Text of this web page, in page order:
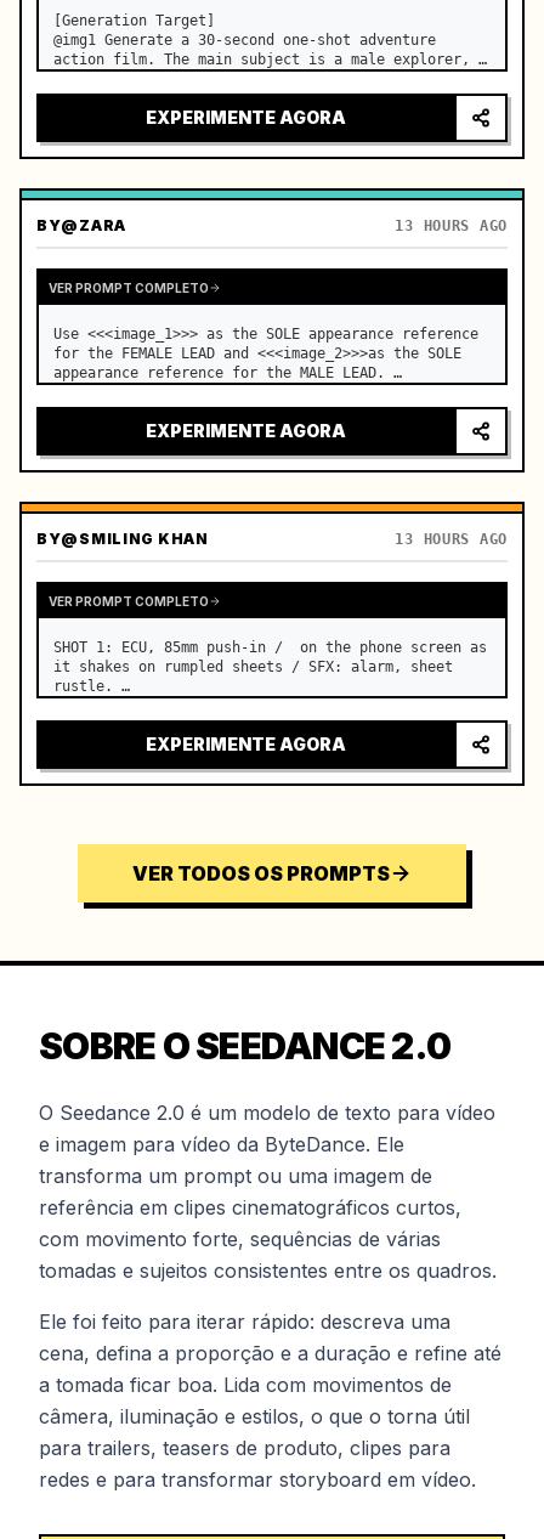
[Generation Target]
@img1 Generate a 30-second one-shot adventure
action film. The main subject is a male explorer,
breaking through mechanical traps in an underground
temple to finally reach the treasure. No audi…
EXPERIMENTE AGORA
BY@ZARA 13 HOURS AGO
VER PROMPT COMPLETO
Use <<<image_1>>> as the SOLE appearance reference
for the FEMALE LEAD and <<<image_2>>>as the SOLE
appearance reference for the MALE LEAD. …
EXPERIMENTE AGORA
BY@SMILING KHAN 13 HOURS AGO
VER PROMPT COMPLETO
SHOT 1: ECU, 85mm push-in /  on the phone screen as
it shakes on rumpled sheets / SFX: alarm, sheet
rustle. …
EXPERIMENTE AGORA
VER TODOS OS PROMPTS
SOBRE O SEEDANCE 2.0
O Seedance 2.0 é um modelo de texto para vídeo
e imagem para vídeo da ByteDance. Ele
transforma um prompt ou uma imagem de
referência em clipes cinematográficos curtos,
com movimento forte, sequências de várias
tomadas e sujeitos consistentes entre os quadros.
Ele foi feito para iterar rápido: descreva uma
cena, defina a proporção e a duração e refine até
a tomada ficar boa. Lida com movimentos de
câmera, iluminação e estilos, o que o torna útil
para trailers, teasers de produto, clipes para
redes e para transformar storyboard em vídeo.